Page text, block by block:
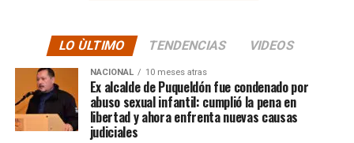
LO ÙLTIMO TENDENCIAS VIDEOS
NACIONAL 10 meses atras
Ex alcalde de Puqueldón fue condenado por
abuso sexual infantil: cumplió la pena en
libertad y ahora enfrenta nuevas causas
judiciales